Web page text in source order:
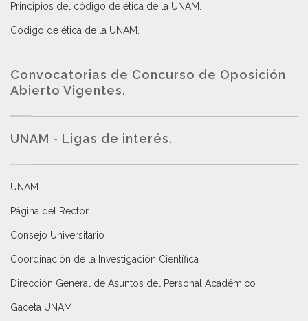
Principios del código de ética de la UNAM
Código de ética de la UNAM
Convocatorias de Concurso de Oposición
Abierto Vigentes.
UNAM - Ligas de interés.
UNAM
Página del Rector
Consejo Universitario
Coordinación de la Investigación Científica
Dirección General de Asuntos del Personal Académico
Gaceta UNAM